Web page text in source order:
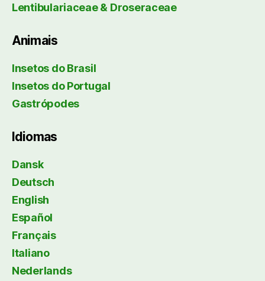
Lentibulariaceae & Droseraceae
Animais
Insetos do Brasil
Insetos do Portugal
Gastrópodes
Idiomas
Dansk
Deutsch
English
Español
Français
Italiano
Nederlands